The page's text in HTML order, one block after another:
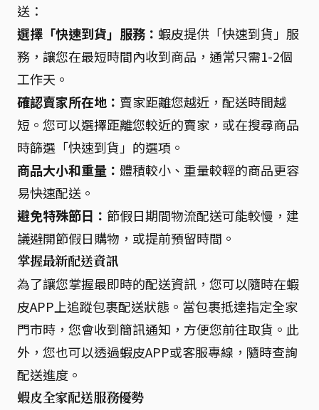
送：
選擇「快速到貨」服務： 蝦皮提供「快速到貨」服
務，讓您在最短時間內收到商品，通常只需1-2個
工作天。
確認賣家所在地： 賣家距離您越近，配送時間越
短。您可以選擇距離您較近的賣家，或在搜尋商品
時篩選「快速到貨」的選項。
商品大小和重量： 體積較小、重量較輕的商品更容
易快速配送。
避免特殊節日： 節假日期間物流配送可能較慢，建
議避開節假日購物，或提前預留時間。
掌握最新配送資訊
為了讓您掌握最即時的配送資訊，您可以隨時在蝦
皮APP上追蹤包裹配送狀態。當包裹抵達指定全家
門市時，您會收到簡訊通知，方便您前往取貨。此
外，您也可以透過蝦皮APP或客服專線，隨時查詢
配送進度。
蝦皮全家配送服務優勢